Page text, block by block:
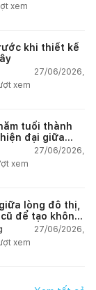
xem
khi thiết kế
27/06/2026,
xem
tuổi thành
đại giữa
27/06/2026,
xem
lòng đô thị,
để tạo không
27/06/2026,
xem